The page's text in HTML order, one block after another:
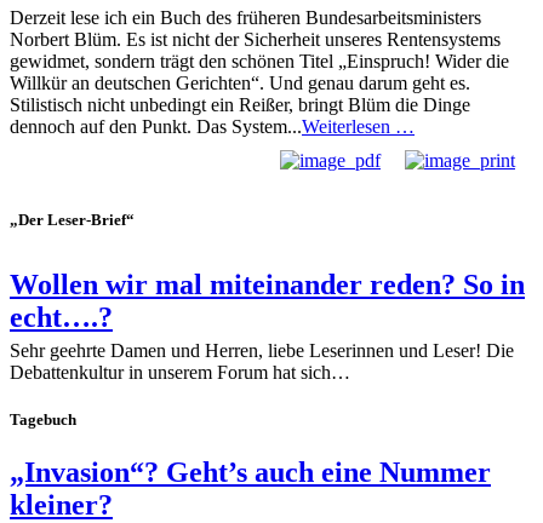
Derzeit lese ich ein Buch des früheren Bundesarbeitsministers
Norbert Blüm. Es ist nicht der Sicherheit unseres Rentensystems
gewidmet, sondern trägt den schönen Titel „Einspruch! Wider die
Willkür an deutschen Gerichten“. Und genau darum geht es.
Stilistisch nicht unbedingt ein Reißer, bringt Blüm die Dinge
dennoch auf den Punkt. Das System...Weiterlesen …
„Der Leser-Brief“
Wollen wir mal miteinander reden? So in
echt….?
Sehr geehrte Damen und Herren, liebe Leserinnen und Leser! Die
Debattenkultur in unserem Forum hat sich…
Tagebuch
„Invasion“? Geht’s auch eine Nummer
kleiner?